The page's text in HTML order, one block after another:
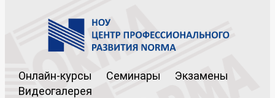
Онлайн-курсы Семинары
Экзамены
Видеогалерея